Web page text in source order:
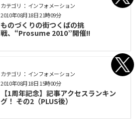
カテゴリ： インフォメーション
ものづくりの街つくばの挑
戦、“Prosume 2010”開催!!
2010年08月18日 21時09分
カテゴリ： インフォメーション
【1周年記念】記事アクセスランキン
グ！ その2（PLUS後）
2010年08月18日 15時00分